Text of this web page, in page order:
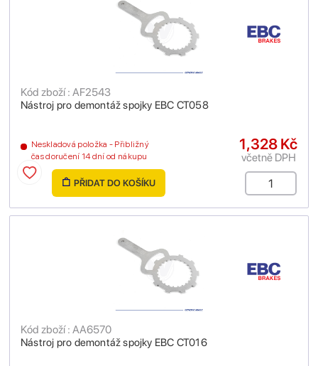
Nástroj pro demontáž spojky EBC CT058
Kód zboží : AF2543
Neskladová položka - Přibližný
čas doručení 14 dní od nákupu
1,328 Kč
včetně DPH
PŘIDAT DO KOŠÍKU
Nástroj pro demontáž spojky EBC CT016
Kód zboží : AA6570